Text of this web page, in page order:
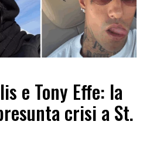
e Tony Effe: la
crisi a St.